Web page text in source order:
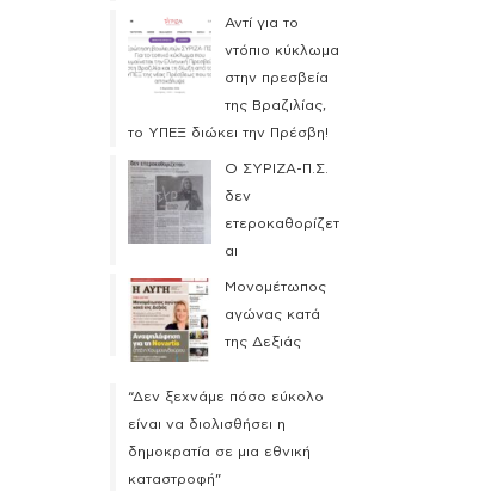
Αντί για το
ντόπιο κύκλωμα
στην πρεσβεία
της Βραζιλίας,
το ΥΠΕΞ διώκει την Πρέσβη!
Ο ΣΥΡΙΖΑ-Π.Σ.
δεν
ετεροκαθορίζετ
αι
Μονομέτωπος
αγώνας κατά
της Δεξιάς
“Δεν ξεχνάμε πόσο εύκολο
είναι να διολισθήσει η
δημοκρατία σε μια εθνική
καταστροφή”